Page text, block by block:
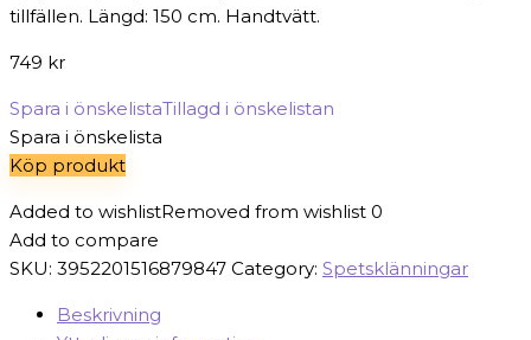
tillfällen. Längd: 150 cm. Handtvätt.
749 kr
Spara i önskelistaTillagd i önskelistan
Spara i önskelista
Köp produkt
Added to wishlistRemoved from wishlist 0
Add to compare
SKU: 3952201516879847 Category: Spetsklänningar
Beskrivning